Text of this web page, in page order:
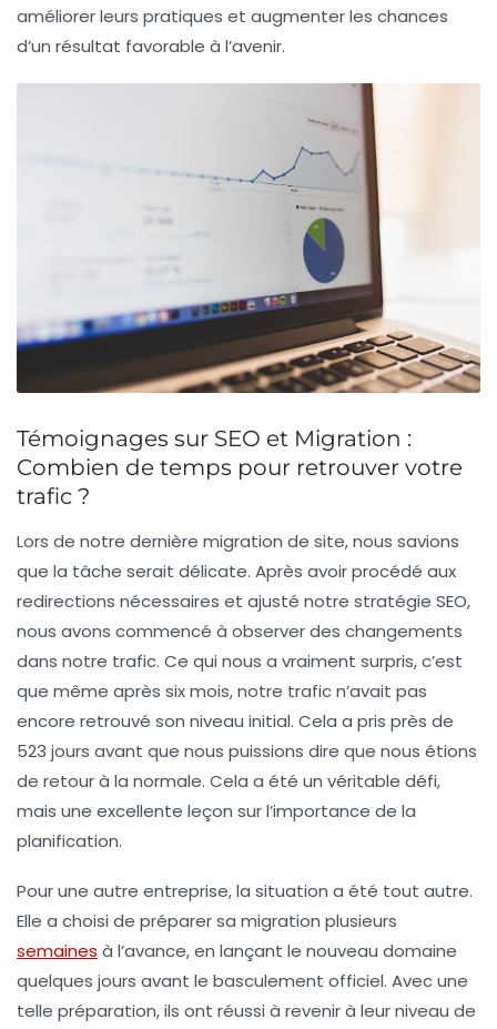
améliorer leurs pratiques et augmenter les chances
d’un résultat favorable à l’avenir.
Témoignages sur SEO et Migration :
Combien de temps pour retrouver votre
trafic ?
Lors de notre dernière migration de site, nous savions
que la tâche serait délicate. Après avoir procédé aux
redirections nécessaires et ajusté notre stratégie SEO,
nous avons commencé à observer des changements
dans notre trafic. Ce qui nous a vraiment surpris, c’est
que même après six mois, notre trafic n’avait pas
encore retrouvé son niveau initial. Cela a pris près de
523 jours avant que nous puissions dire que nous étions
de retour à la normale. Cela a été un véritable défi,
mais une excellente leçon sur l’importance de la
planification.
Pour une autre entreprise, la situation a été tout autre.
Elle a choisi de préparer sa migration plusieurs
semaines à l’avance, en lançant le nouveau domaine
quelques jours avant le basculement officiel. Avec une
telle préparation, ils ont réussi à revenir à leur niveau de